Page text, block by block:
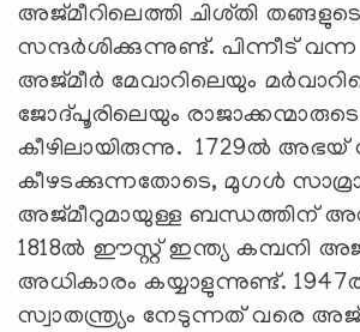
അജ്മീറിലെത്തി ചിശ്തി
സന്ദർശിക്കുന്നുണ്ട്. പിന്നീട്
അജ്മീർ മേവാറിലെയും
ജോദ്പൂരിലെയും രാജാക്കന്മാരുടെ
കീഴിലായിരുന്നു. 1729ൽ അഭയ്
കീഴടക്കുന്നതോടെ, മുഗൾ
അജ്‌മീറുമായുള്ള ബന്ധത്തിന്
1818ൽ ഈസ്റ്റ് ഇന്ത്യ കമ്പനി
അധികാരം കയ്യാളുന്നുണ്ട്.
സ്വാതന്ത്ര്യം നേടുന്നത് വരെ